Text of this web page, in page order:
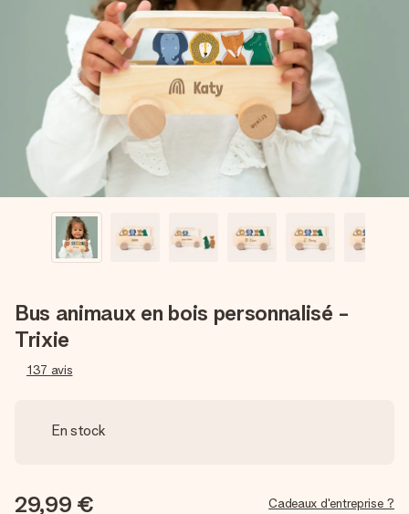
Carte de vœux gratuite
Créez quelque chose d’unique en quelques étapes – avec
son prénom, votre photo ou un message qui touche le cœur.
Sans complications, juste tout l’amour pour le moment idéal.
Bus animaux en bois personnalisé -
Trixie
137 avis
En stock
29,99 € Cadeaux d'entreprise ?